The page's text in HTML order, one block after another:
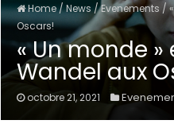
Home/News /Evenements /
Oscars!
« Un monde »
Wandel aux
octobre 21, 2021